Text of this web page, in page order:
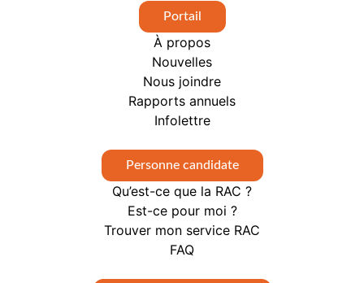
Portail
À propos
Nouvelles
Nous joindre
Rapports annuels
Infolettre
Personne candidate
Qu’est-ce que la RAC ?
Est-ce pour moi ?
Trouver mon service RAC
FAQ